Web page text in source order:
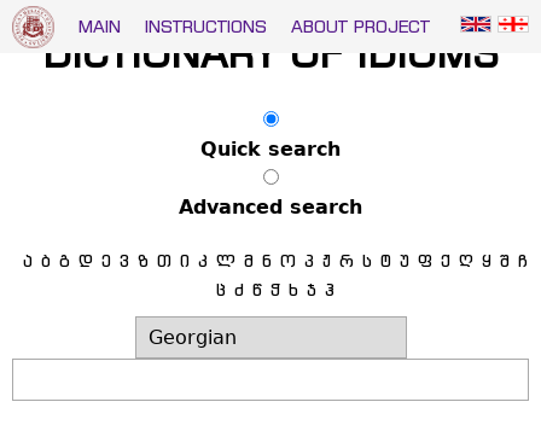
Jump to navigation
MAIN INSTRUCTIONS ABOUT PROJECT
DICTIONARY OF IDIOMS
Quick search
Advanced search
Ა Ბ Გ Დ Ე Ვ Ზ Თ Ი Კ Ლ Მ Ნ Ო Პ Ჟ Რ Ს Ტ Უ Ფ Ქ Ღ Ყ Შ Ჩ
Ც Ძ Წ Ჭ Ხ Ჯ Ჰ